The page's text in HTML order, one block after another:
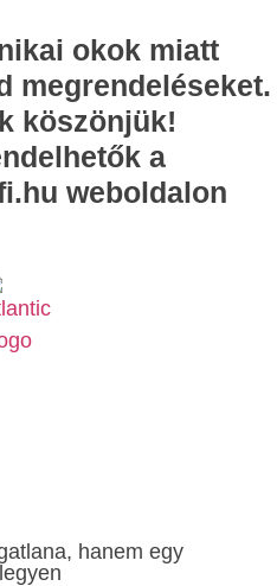
okok miatt
megrendeléseket.
köszönjük!
a
weboldalon
hanem egy